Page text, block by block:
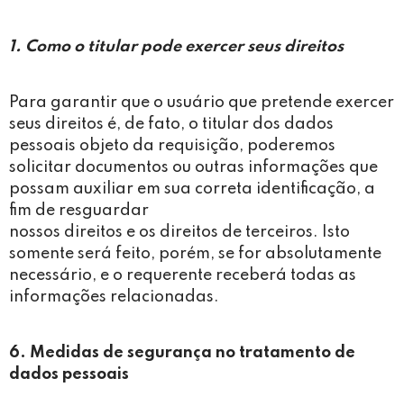
1. Como o titular pode exercer seus direitos
Para garantir que o usuário que pretende exercer
seus direitos é, de fato, o titular dos dados
pessoais objeto da requisição, poderemos
solicitar documentos ou outras informações que
possam auxiliar em sua correta identificação, a
fim de resguardar
nossos direitos e os direitos de terceiros. Isto
somente será feito, porém, se for absolutamente
necessário, e o requerente receberá todas as
informações relacionadas.
6. Medidas de segurança no tratamento de
dados pessoais